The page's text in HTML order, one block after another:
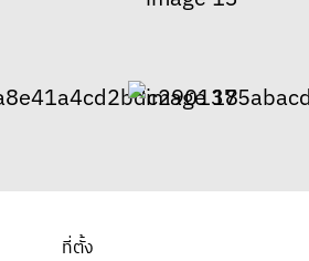
ที่ตั้ง